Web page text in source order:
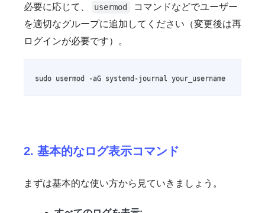
必要に応じて、 usermod
コマンドなどでユーザー
を適切なグループに追加してください（変更後は再
ログインが必要です）。
sudo usermod -aG systemd-journal your_username
2. 基本的なログ表示コマンド
まずは基本的な使い方から見ていきましょう。